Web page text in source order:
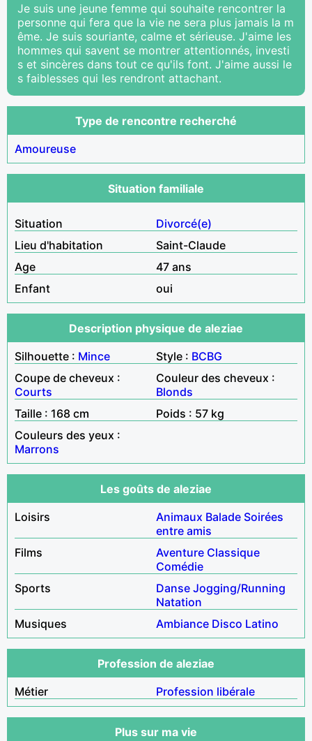
Je suis une jeune femme qui souhaite rencontrer la
personne qui fera que la vie ne sera plus jamais la m
ême. Je suis souriante, calme et sérieuse. J'aime les
hommes qui savent se montrer attentionnés, investi
s et sincères dans tout ce qu'ils font. J'aime aussi le
s faiblesses qui les rendront attachant.
Type de rencontre recherché
Amoureuse
Situation familiale
Situation
Divorcé(e)
Lieu d'habitation
Saint-Claude
Age
47 ans
Enfant
oui
Description physique de aleziae
Silhouette : Mince Style : BCBG
Coupe de cheveux :
Courts
Couleur des cheveux :
Blonds
Taille : 168 cm
Poids : 57 kg
Couleurs des yeux :
Marrons
Les goûts de aleziae
Loisirs
Animaux Balade Soirées
entre amis
Films
Aventure Classique
Comédie
Sports
Danse Jogging/Running
Natation
Musiques
Ambiance Disco Latino
Profession de aleziae
Métier
Profession libérale
Plus sur ma vie